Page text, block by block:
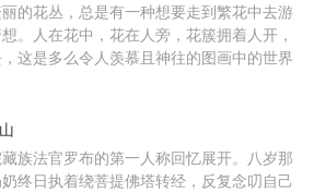
的花丛，总是有一种想要走到繁花中去游
。人在花中，花在人旁，花簇拥着人开，
这是多么令人羡慕且神往的图画中的世界
族法官罗布的第一人称回忆展开。八岁那
终日执着绕菩提佛塔转经，反复念叨自己